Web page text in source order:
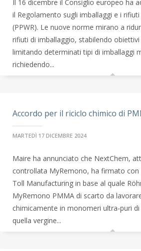
Il 16 dicembre il Consiglio europeo ha
il Regolamento sugli imballaggi e i
(PPWR). Le nuove norme mirano a
rifiuti di imballaggio, stabilendo
limitando determinati tipi di imballaggi
richiedendo...
Accordo per il riciclo chimico di
MARTEDÌ 17 DICEMBRE 2024
Maire ha annunciato che NextChem,
controllata MyRemono, ha firmato con
Toll Manufacturing in base al quale
MyRemono PMMA di scarto da
chimicamente in monomeri ultra-puri
quella vergine...